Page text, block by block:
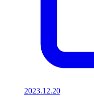
2023.12.20